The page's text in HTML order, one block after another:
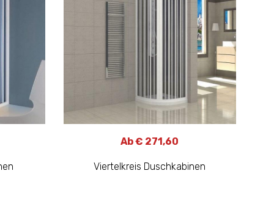
Ab € 271,60
Viertelkreis Duschkabinen